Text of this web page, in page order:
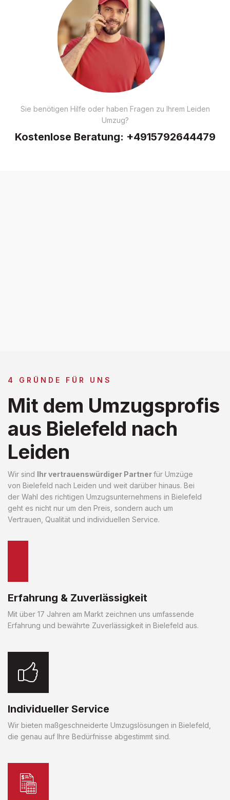
Sie benötigen Hilfe oder haben Fragen zu Ihrem Leiden
Umzug?
Kostenlose Beratung: +4915792644479
4 GRÜNDE FÜR UNS
Mit dem Umzugsprofis
aus Bielefeld nach
Leiden
Wir sind Ihr vertrauenswürdiger Partnerfür Umzüge
von Bielefeld nach Leiden und weit darüber hinaus. Bei
der Wahl des richtigen Umzugsunternehmens in Bielefeld
geht es nicht nur um den Preis, sondern auch um
Vertrauen, Qualität und individuellen Service.
Erfahrung & Zuverlässigkeit
Mit über 17 Jahren am Markt zeichnen uns umfassende
Erfahrung und bewährte Zuverlässigkeit in Bielefeld aus.
Individueller Service
Wir bieten maßgeschneiderte Umzugslösungen in Bielefeld,
die genau auf Ihre Bedürfnisse abgestimmt sind.